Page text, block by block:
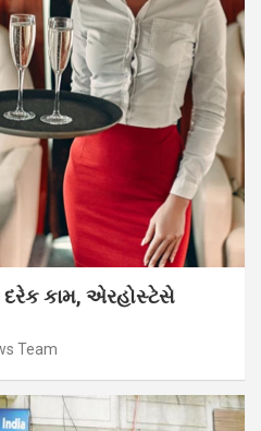
કામ, એરહોસ્ટેસે
Team